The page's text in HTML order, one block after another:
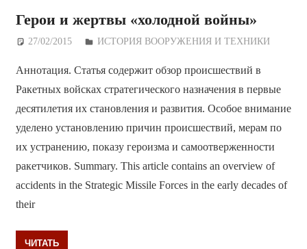
Герои и жертвы «холодной войны»
27/02/2015 Дежурный по Редакции
ИСТОРИЯ ВООРУЖЕНИЯ И ТЕХНИКИ
Аннотация. Статья содержит обзор происшествий в
Ракетных войсках стратегического назначения в первые
десятилетия их становления и развития. Особое внимание
уделено установлению причин происшествий, мерам по
их устранению, показу героизма и самоотверженности
ракетчиков. Summary. This article contains an overview of
accidents in the Strategic Missile Forces in the early decades of
their
ЧИТАТЬ